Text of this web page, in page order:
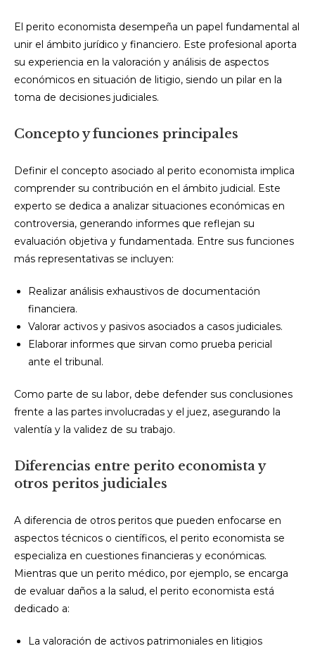
El perito economista desempeña un papel fundamental al
unir el ámbito jurídico y financiero. Este profesional aporta
su experiencia en la valoración y análisis de aspectos
económicos en situación de litigio, siendo un pilar en la
toma de decisiones judiciales.
Concepto y funciones principales
Definir el concepto asociado al perito economista implica
comprender su contribución en el ámbito judicial. Este
experto se dedica a analizar situaciones económicas en
controversia, generando informes que reflejan su
evaluación objetiva y fundamentada. Entre sus funciones
más representativas se incluyen:
Realizar análisis exhaustivos de documentación
financiera.
Valorar activos y pasivos asociados a casos judiciales.
Elaborar informes que sirvan como prueba pericial
ante el tribunal.
Como parte de su labor, debe defender sus conclusiones
frente a las partes involucradas y el juez, asegurando la
valentía y la validez de su trabajo.
Diferencias entre perito economista y
otros peritos judiciales
A diferencia de otros peritos que pueden enfocarse en
aspectos técnicos o científicos, el perito economista se
especializa en cuestiones financieras y económicas.
Mientras que un perito médico, por ejemplo, se encarga
de evaluar daños a la salud, el perito economista está
dedicado a:
La valoración de activos patrimoniales en litigios